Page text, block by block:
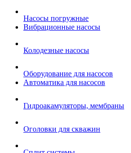
Насосы погружные
Вибрационные насосы
Колодезные насосы
Оборудование для насосов
Автоматика для насосов
Гидроакамуляторы, мембраны
Оголовки для скважин